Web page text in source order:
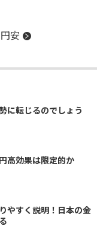
円安
に転じるのでしょう
高効果は限定的か
やすく説明！日本の金